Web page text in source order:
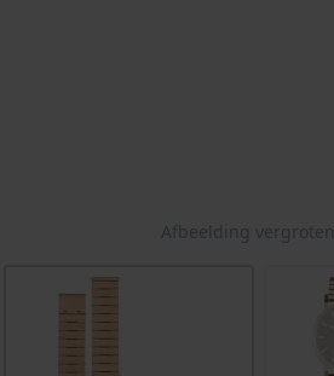
Afbeelding vergroten